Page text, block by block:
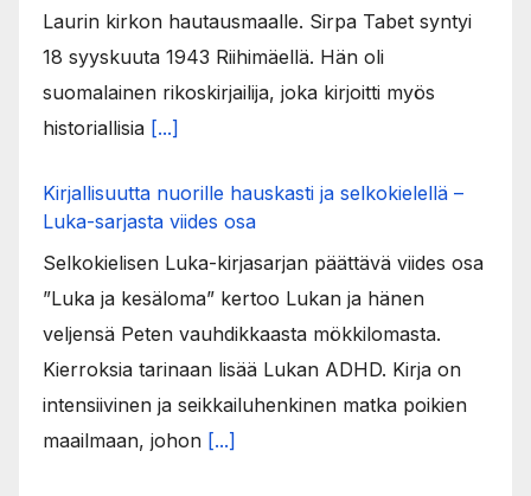
Laurin kirkon hautausmaalle. Sirpa Tabet syntyi
18 syyskuuta 1943 Riihimäellä. Hän oli
suomalainen rikoskirjailija, joka kirjoitti myös
historiallisia [...]
Kirjallisuutta nuorille hauskasti ja selkokielellä –
Luka-sarjasta viides osa
Selkokielisen Luka-kirjasarjan päättävä viides osa
”Luka ja kesäloma” kertoo Lukan ja hänen
veljensä Peten vauhdikkaasta mökkilomasta.
Kierroksia tarinaan lisää Lukan ADHD. Kirja on
intensiivinen ja seikkailuhenkinen matka poikien
maailmaan, johon [...]